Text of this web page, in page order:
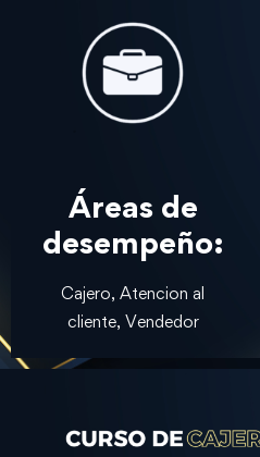
Áreas de
desempeño:
Cajero, Atencion al
cliente, Vendedor